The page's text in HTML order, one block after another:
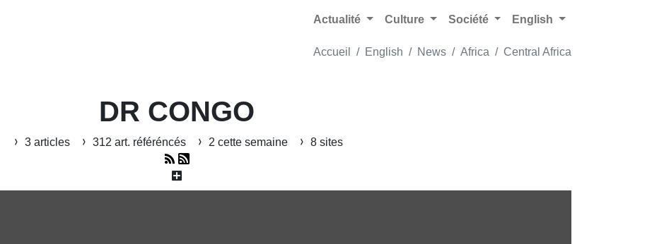
Actualité Culture Société English
Accueil English News Africa Central Africa
DR CONGO
3 articles 312 art. référéncés 2 cette semaine 8 sites